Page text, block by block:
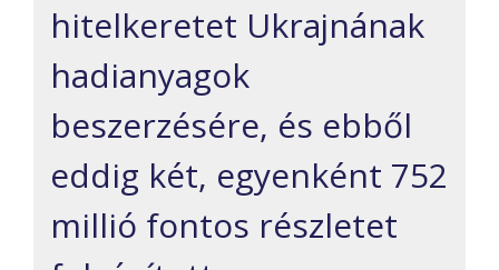
hitelkeretet Ukrajnának
hadianyagok
beszerzésére, és ebből
eddig két, egyenként 752
millió fontos részletet